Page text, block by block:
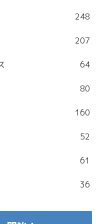
248
207
64
80
160
52
61
36